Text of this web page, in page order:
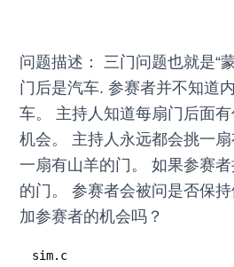
问题描述： 三门问题也就是“
门后是汽车. 参赛者并不知道
车。 主持人知道每扇门后面
机会。 主持人永远都会挑一
一扇有山羊的门。 如果参赛
的门。 参赛者会被问是否保
加参赛者的机会吗？
sim.c